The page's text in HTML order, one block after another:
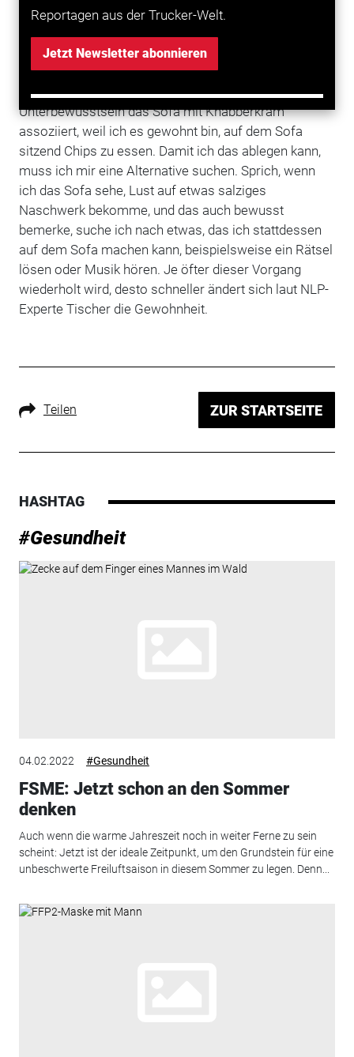
Reportagen aus der Trucker-Welt.
Jetzt Newsletter abonnieren
aussehen: Ich esse am Abend zu viel Chips. Das
passiert immer dann, wenn ich auf dem Sofa sitze.
Das Sofa ist also mein indirekter Auslöser, da mein
Unterbewusstsein das Sofa mit Knabberkram
assoziiert, weil ich es gewohnt bin, auf dem Sofa
sitzend Chips zu essen. Damit ich das ablegen kann,
muss ich mir eine Alternative suchen. Sprich, wenn
ich das Sofa sehe, Lust auf etwas salziges
Naschwerk bekomme, und das auch bewusst
bemerke, suche ich nach etwas, das ich stattdessen
auf dem Sofa machen kann, beispielsweise ein Rätsel
lösen oder Musik hören. Je öfter dieser Vorgang
wiederholt wird, desto schneller ändert sich laut NLP-
Experte Tischer die Gewohnheit.
Teilen ZUR STARTSEITE
HASHTAG
#Gesundheit
04.02.2022 #Gesundheit
FSME: Jetzt schon an den Sommer
denken
Auch wenn die warme Jahreszeit noch in weiter Ferne zu sein
scheint: Jetzt ist der ideale Zeitpunkt, um den Grundstein für eine
unbeschwerte Freiluftsaison in diesem Sommer zu legen. Denn...